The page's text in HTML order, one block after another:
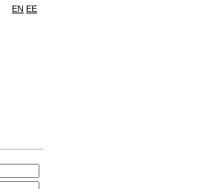
EN EE